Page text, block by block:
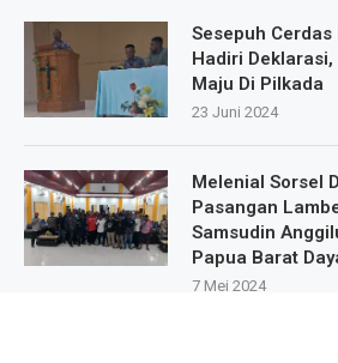
Sesepuh Cerdas
Hadiri
Maju Di Pilkada
23 Juni 2024
Melenial Sorsel
Pasangan
Samsudin
Papua Barat
7 Mei 2024